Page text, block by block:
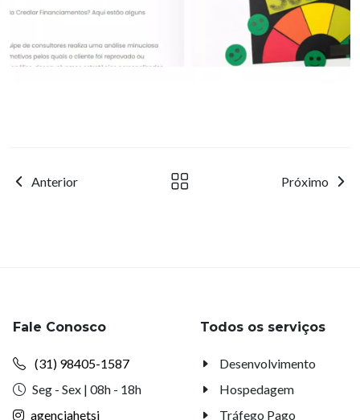
Anterior Próximo
Fale Conosco
(31) 98405-1587
Seg - Sex | 08h - 18h
agenciahetsi
Todos os serviços
Desenvolvimento
Hospedagem
Tráfego Pago